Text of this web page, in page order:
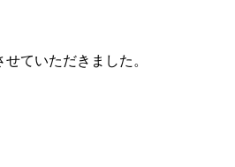
ていただきました。